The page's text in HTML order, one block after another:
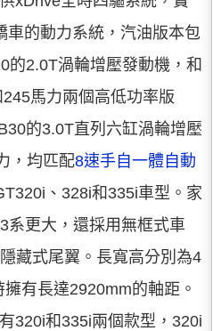
車的動力系統，汽油版本包
的2.0T渦輪增壓發動機，和
馬力兩個高低功率版
的3.0T直列六缸渦輪增壓
，均匹配8速手自一體自動
、328i和335i車型。家
系更大，還採用無框式車
藏式尾翼。長寬高分別為4
有長達2920mm的軸距。
320i和335i兩個款型，320i